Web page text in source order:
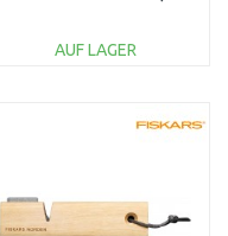
AUF LAGER